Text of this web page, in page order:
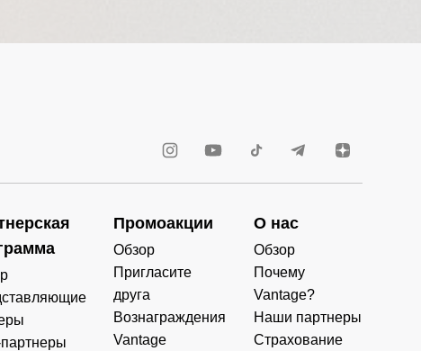
Промоакции
Обзор
Пригласите
друга
Вознаграждения
Vantage
О нас
Обзор
Почему
Vantage?
Наши партнеры
Страхование